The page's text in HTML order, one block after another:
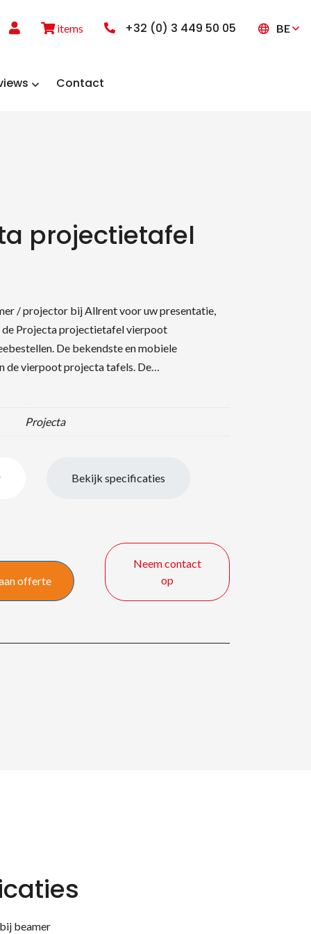
items +32 (0) 3 449 50 05 BE
Contact
projectietafel
/ projector bij Allrent voor uw presentatie,
de Projecta projectietafel vierpoot
De bekendste en mobiele
de vierpoot projecta tafels. De…
Projecta
Bekijk specificaties
offerte
Neem contact
op
beamer